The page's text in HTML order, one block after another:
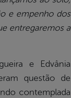
e empenho dos
entregaremos a
e Edvânia
questão de
contemplada